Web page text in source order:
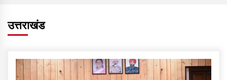
उत्तराखंड